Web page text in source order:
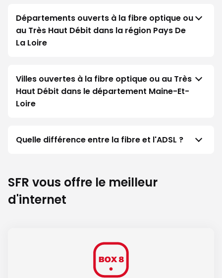
Départements ouverts à la fibre optique ou
au Très Haut Débit dans la région Pays De
La Loire
Villes ouvertes à la fibre optique ou au Très
Haut Débit dans le département Maine-Et-
Loire
Quelle différence entre la fibre et l'ADSL ?
SFR vous offre le meilleur
d'internet